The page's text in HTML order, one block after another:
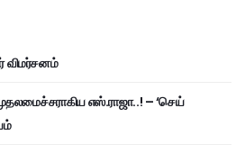
விமர்சனம்
எஸ்.ராஜா..! – ‘செய்